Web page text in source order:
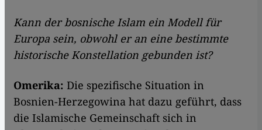
Kann der bosnische Islam ein Modell für
Europa sein, obwohl er an eine bestimmte
historische Konstellation gebunden ist?
Omerika: Die spezifische Situation in
Bosnien-Herzegowina hat dazu geführt, dass
die Islamische Gemeinschaft sich in